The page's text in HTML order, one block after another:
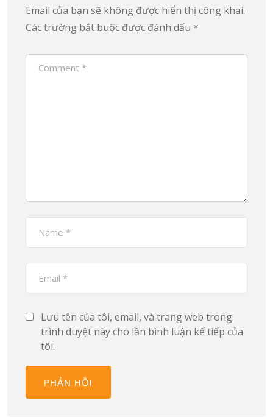
Email của bạn sẽ không được hiển thị công khai.
Các trường bắt buộc được đánh dấu *
Lưu tên của tôi, email, và trang web trong
trình duyệt này cho lần bình luận kế tiếp của
tôi.